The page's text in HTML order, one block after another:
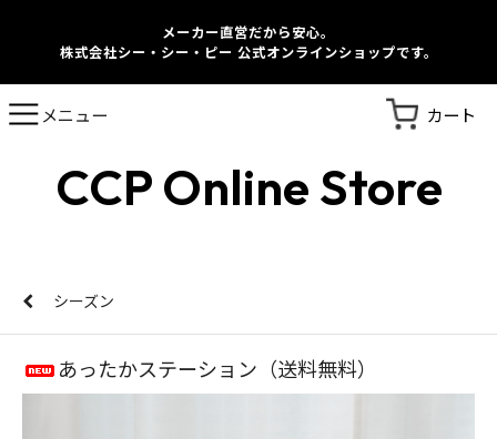
メーカー直営だから安心。
株式会社シー・シー・ピー 公式オンラインショップです。
メニュー カート
CCP Online Store
シーズン
あったかステーション（送料無料）